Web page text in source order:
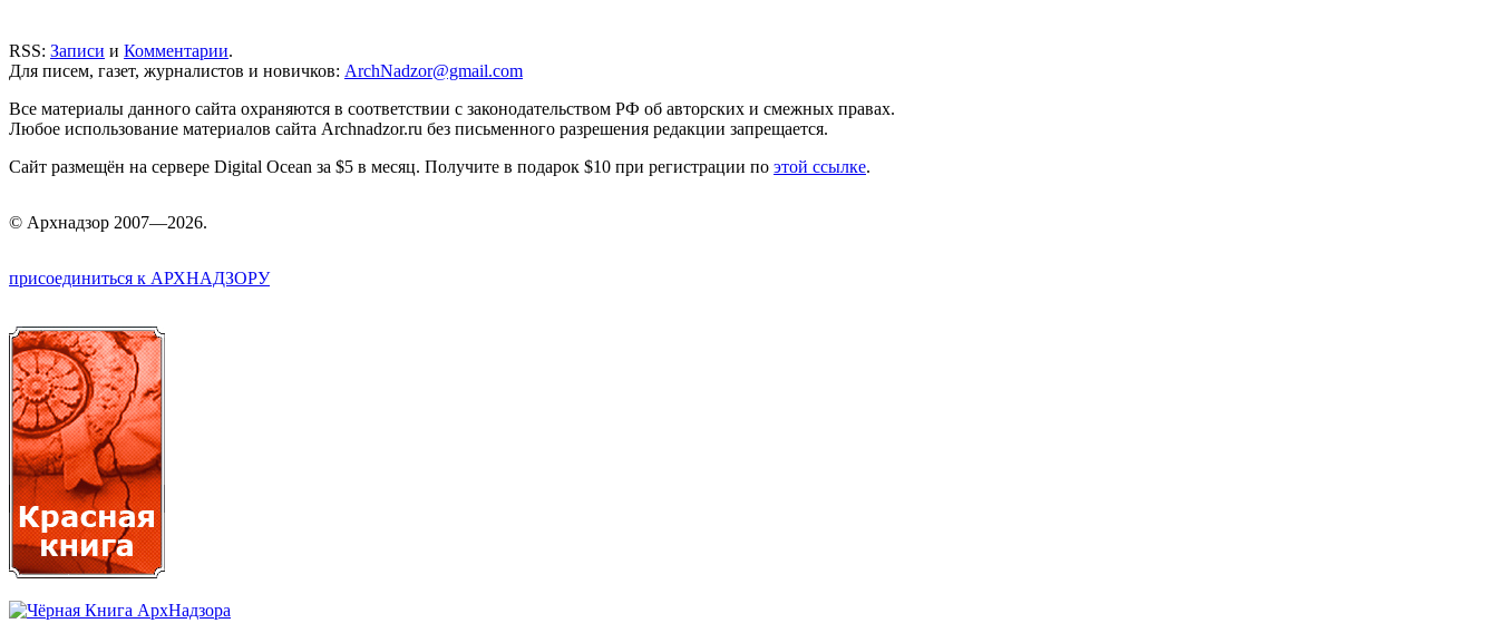
RSS: Записи и Комментарии.
Для писем, газет, журналистов и новичков: ArchNadzor@gmail.com
Все материалы данного сайта охраняются в соответствии с законодательством РФ об авторских и смежных правах.
Любое использование материалов сайта Archnadzor.ru без письменного разрешения редакции запрещается.
Сайт размещён на сервере Digital Ocean за $5 в месяц. Получите в подарок $10 при регистрации по этой ссылке.
© Архнадзор 2007—2026.
присоединиться к АРХНАДЗОРУ